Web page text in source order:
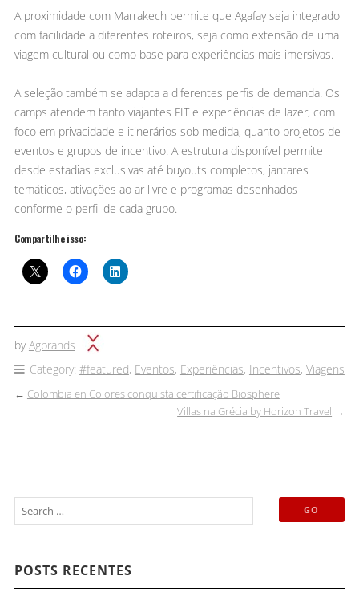
A proximidade com Marrakech permite que Agafay seja integrado
com facilidade a diferentes roteiros, seja como extensão de uma
viagem cultural ou como base para experiências mais imersivas.
A seleção também se adapta a diferentes perfis de demanda. Os
camps atendem tanto viajantes FIT e experiências de lazer, com
foco em privacidade e itinerários sob medida, quanto projetos de
eventos e grupos de incentivo. A estrutura disponível permite
desde estadias exclusivas até buyouts completos, jantares
temáticos, ativações ao ar livre e programas desenhados
conforme o perfil de cada grupo.
Compartilhe isso:
byAgbrands
Category: #featured, Eventos, Experiências, Incentivos, Viagens
← Colombia en Colores conquista certificação Biosphere
Villas na Grécia by Horizon Travel →
POSTS RECENTES